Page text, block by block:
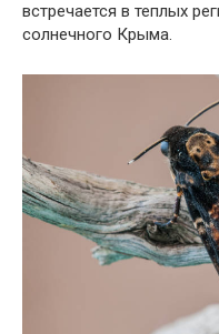
встречается в теплых
солнечного Крыма.